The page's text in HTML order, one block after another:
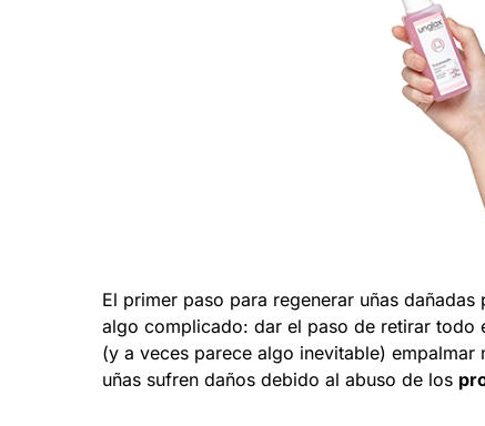
El primer paso para regenerar uñas
algo complicado: dar el paso de retirar todo
(y a veces parece algo inevitable)
uñas sufren daños debido al abuso de los